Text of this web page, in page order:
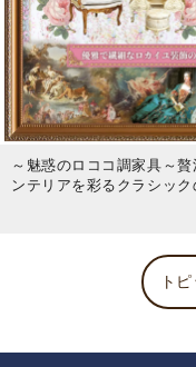
～魅惑のロココ調家具～贅
ンテリアを彩るクラシック
ト